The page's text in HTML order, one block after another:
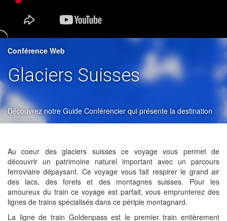
Conférence Web
Glaciers Suisses
Découvrez notre Guide Conférencier qui présente la destination
Au coeur des glaciers suisses ce voyage vous permet de
découvrir un patrimoine naturel important avec un parcours
ferroviaire dépaysant. Ce voyage vous fait respirer le grand air
des lacs, des forets et des montagnes suisses. Pour les
amoureux du train ce voyage est parfait, vous emprunterez des
lignes de trains spécialisés dans ce périple montagnard.
La ligne de train Goldenpass est le premier train entièrement